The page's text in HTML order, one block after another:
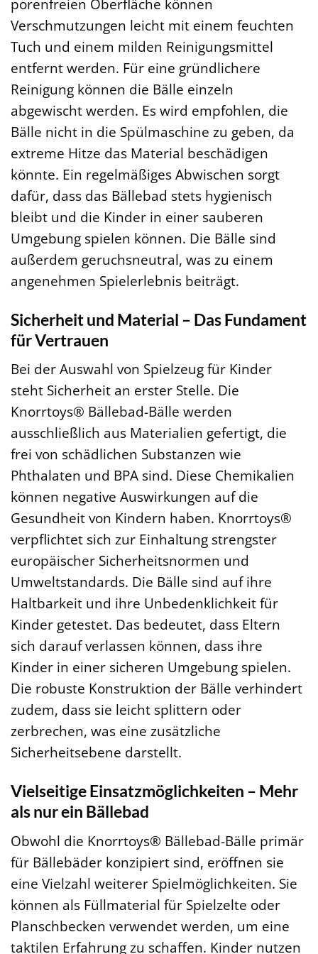
Verschmutzungen leicht mit einem feuchten
Tuch und einem milden Reinigungsmittel
entfernt werden. Für eine gründlichere
Reinigung können die Bälle einzeln
abgewischt werden. Es wird empfohlen, die
Bälle nicht in die Spülmaschine zu geben, da
extreme Hitze das Material beschädigen
könnte. Ein regelmäßiges Abwischen sorgt
dafür, dass das Bällebad stets hygienisch
bleibt und die Kinder in einer sauberen
Umgebung spielen können. Die Bälle sind
außerdem geruchsneutral, was zu einem
angenehmen Spielerlebnis beiträgt.
Sicherheit und Material – Das Fundament
für Vertrauen
Bei der Auswahl von Spielzeug für Kinder
steht Sicherheit an erster Stelle. Die
Knorrtoys® Bällebad-Bälle werden
ausschließlich aus Materialien gefertigt, die
frei von schädlichen Substanzen wie
Phthalaten und BPA sind. Diese Chemikalien
können negative Auswirkungen auf die
Gesundheit von Kindern haben. Knorrtoys®
verpflichtet sich zur Einhaltung strengster
europäischer Sicherheitsnormen und
Umweltstandards. Die Bälle sind auf ihre
Haltbarkeit und ihre Unbedenklichkeit für
Kinder getestet. Das bedeutet, dass Eltern
sich darauf verlassen können, dass ihre
Kinder in einer sicheren Umgebung spielen.
Die robuste Konstruktion der Bälle verhindert
zudem, dass sie leicht splittern oder
zerbrechen, was eine zusätzliche
Sicherheitsebene darstellt.
Vielseitige Einsatzmöglichkeiten – Mehr
als nur ein Bällebad
Obwohl die Knorrtoys® Bällebad-Bälle primär
für Bällebäder konzipiert sind, eröffnen sie
eine Vielzahl weiterer Spielmöglichkeiten. Sie
können als Füllmaterial für Spielzelte oder
Planschbecken verwendet werden, um eine
taktilen Erfahrung zu schaffen. Kinder nutzen